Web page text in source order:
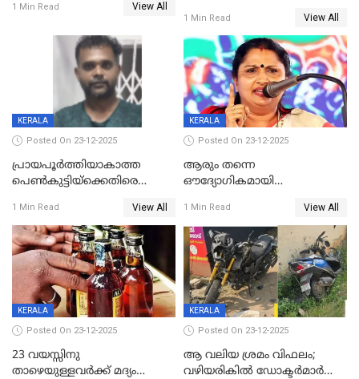
രൂക്ഷം
1 Min Read View All
ഗുരുതരാവസ്ഥയിൽ
1 Min Read View All
KERALA
Posted On 23-12-2025
പ്രായപൂർത്തിയാകാത്ത
പെൺകുട്ടിയ്ക്കെതിരെ
59 വർഷം തടവും 90,൦൦൦ രൂപ
പിഴയും ശിക്ഷ
1 Min Read View All
KERALA
Posted On 23-12-2025
ആരും തന്നെ
ഔദ്യോഗികമായി
കണ്ടെത്താൻ ഇന്ന് കോർ
കമ്മിറ്റി കൂടിയില്ല';
അതൃപ്തിയുമായി ദീപ്തി മേരി
വർഗീസ്
1 Min Read View All
KERALA
Posted On 23-12-2025
23 വയസ്സിനു
താഴെയുള്ളവർക്ക് മദ്യം
KERALA
Posted On 23-12-2025
ആ വലിയ ശ്രമം വിഫലം;
വഴിയരികില്‍ ‌ഡോക്ടര്‍മാര്‍